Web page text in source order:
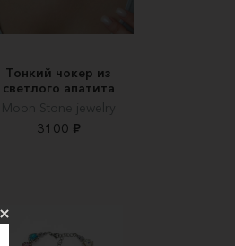
Тонкий чокер из
светлого апатита
Moon Stone jewelry
3100 ₽